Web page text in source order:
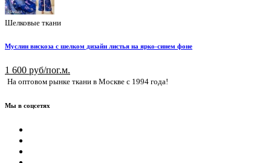
Шелковые ткани
Муслин вискоза с шелком дизайн листья на ярко-синем фоне
1 600 руб/пог.м.
На оптовом рынке ткани в Москве с 1994 года!
Мы в соцсетях